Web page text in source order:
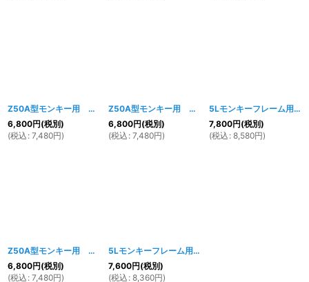
Z50A型モンキー用 タンク レッド [186w]
6,800円(税別)
(税込 : 7,480円)
Z50A型モンキー用 タンク ブルー [187w]
6,800円(税別)
(税込 : 7,480円)
5Lモンキーフレーム用 4Lタンク ブラック
7,800円(税別)
(税込 : 8,580円)
Z50A型モンキー用 タンク ブラック [185w]
6,800円(税別)
(税込 : 7,480円)
5Lモンキーフレーム用 4Lタンク 未塗装
7,600円(税別)
(税込 : 8,360円)